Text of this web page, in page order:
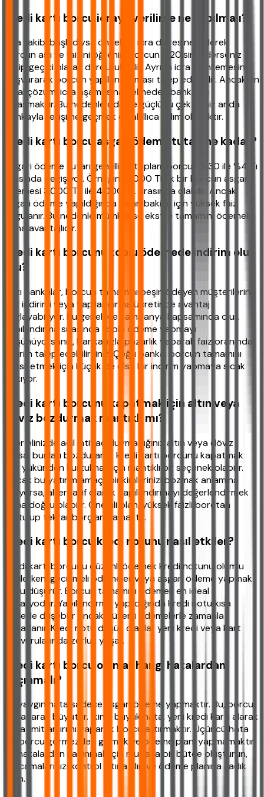
Kredi kartı borcu icraya verilirse ne yapılmalı?
İcra takibi başladıysa öncelikle icra dairesine giderek
borcun aslı ve faizini öğrenin. Borcun %20'sini öderseniz
takip geçici olarak durdurulabilir. Ayrıca icra mahkemesine
başvurarak borcun yapılandırılması talep edilebilir. Ancak en
ideal çözüm, icra aşamasına gelmeden bankayla
anlaşmaktır. Bu nedenle ödeme güçlüğü çektiğiniz anda
bankayla iletişime geçmek en akıllıca adım olacaktır.
Kredi kartı borcu asgari ödeme tutarı ne kadar?
Asgari ödeme tutarı genellikle toplam borcun %30 ile %40'ı
arasında değişiyor. Örneğin 10.000 TL'lik bir borcun asgari
ödemesi 3.000 TL ile 4.000 TL arasında olabilir. Ancak
asgari ödeme yapıldığında kalan bakiye için yüksek faiz
uygulanır. Bu nedenle mümkünse ekstre tamamını ödemek
daha avantajlıdır.
Kredi kartı borcunu toplu ödemede indirim olur
mu?
Bazı bankalar, borcun tamamını peşin ödeyen müşterilerine
faiz indirimi veya yapılandırma ücretinde avantaj
sağlayabiliyor. Bu genellikle kampanya kapsamında olur.
Yapılandırma sırasında toplu ödeme yapmayı
düşünüyorsanız, bankanızla pazarlık yaparak faiz oranında
indirim talep edebilirsiniz. Çoğu banka, borcun tamamını
tahsil etmek için küçük de olsa bir indirim yapmaya sıcak
bakıyor.
Kredi kartı borcunu kapatmak için altın veya
döviz bozdurmak mantıklı mı?
Eğer elinizde acil ihtiyaç duymadığınız altın veya döviz
varsa, bunları bozdurarak kredi kartı borcunu kapatmak
faiz yükünden kurtulmak için mantıklı bir seçenek olabilir.
Ancak bu yatırım amaçlı birikimlerinizi bozmak anlamına
geliyorsa, alternatif olarak yapılandırmayı değerlendirmek
daha doğru olabilir. Önemli olan, yüksek faizli borçtan
kurtulup tekrar borçlanmamaktır.
Kredi kartı borcu kredi notunu nasıl etkiler?
Kredi kartı borcunu düzenli ödemek kredi notunu olumlu
etkilerken, gecikmeli ödemeler veya asgari ödeme yapmak
notu düşürür. Borcun tamamını ödemek en ideal
senaryodur. Yapılandırma yapıldığında kredi notu kısa
vadede düşebilir ancak düzenli ödemelerle zamanla
toparlanır. Kredi notu düşük olanlar yeni kredi veya kart
başvurularında zorluk yaşar.
Kredi kartı borcu olanlar hangi hatalardan
kaçınmalı?
En yaygın hata sadece asgari ödeme yapmaktır. Bu, borcu
katlayarak büyütür. İkinci büyük hata, yeni kredi kartı alarak
veya limit artırımı yaparak borcu artırmaktır. Üçüncü hata
ise borcu görmezden gelmek ve ödeme planı yapmamaktır.
Bu hatalardan kaçınmak için mutlaka bir bütçe oluşturun,
harcamalarınızı kontrol altına alın ve ödeme planına sadık
kalın.